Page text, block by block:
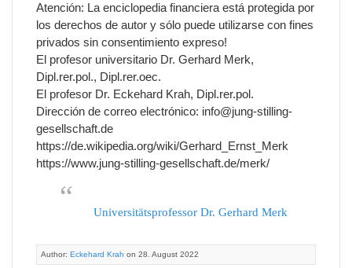
Atención: La enciclopedia financiera está protegida por
los derechos de autor y sólo puede utilizarse con fines
privados sin consentimiento expreso!
El profesor universitario Dr. Gerhard Merk,
Dipl.rer.pol., Dipl.rer.oec.
El profesor Dr. Eckehard Krah, Dipl.rer.pol.
Dirección de correo electrónico: info@jung-stilling-
gesellschaft.de
https://de.wikipedia.org/wiki/Gerhard_Ernst_Merk
https://www.jung-stilling-gesellschaft.de/merk/
Universitätsprofessor Dr. Gerhard Merk
Author: Eckehard Krah on 28. August 2022